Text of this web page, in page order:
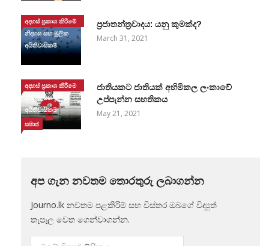
අදහස් ප්‍රකාශ කිරීමේ
නිදහස සහ මූලික
අයිතිවාසිකම්
ප්‍රජාතන්ත්‍රවාදය: යනු කුමක්ද?
March 31, 2021
අදහස් ප්‍රකාශ කිරීමේ
නිදහස සහ මූලික
අයිතිවාසිකම්
සමාජ
ජාතියකට ජාතියක් අහිමිකල ලංකාවේ
උප්පැන්න සහතිකය
May 21, 2021
අප ගැන නවතම තොරතුරු ලබාගන්න
Journo.lk නවතම පළකිරීම් සහ විස්තර ඔබගේ විද්‍යුත්
තැපෑල වෙත ගෙන්වාගන්න.